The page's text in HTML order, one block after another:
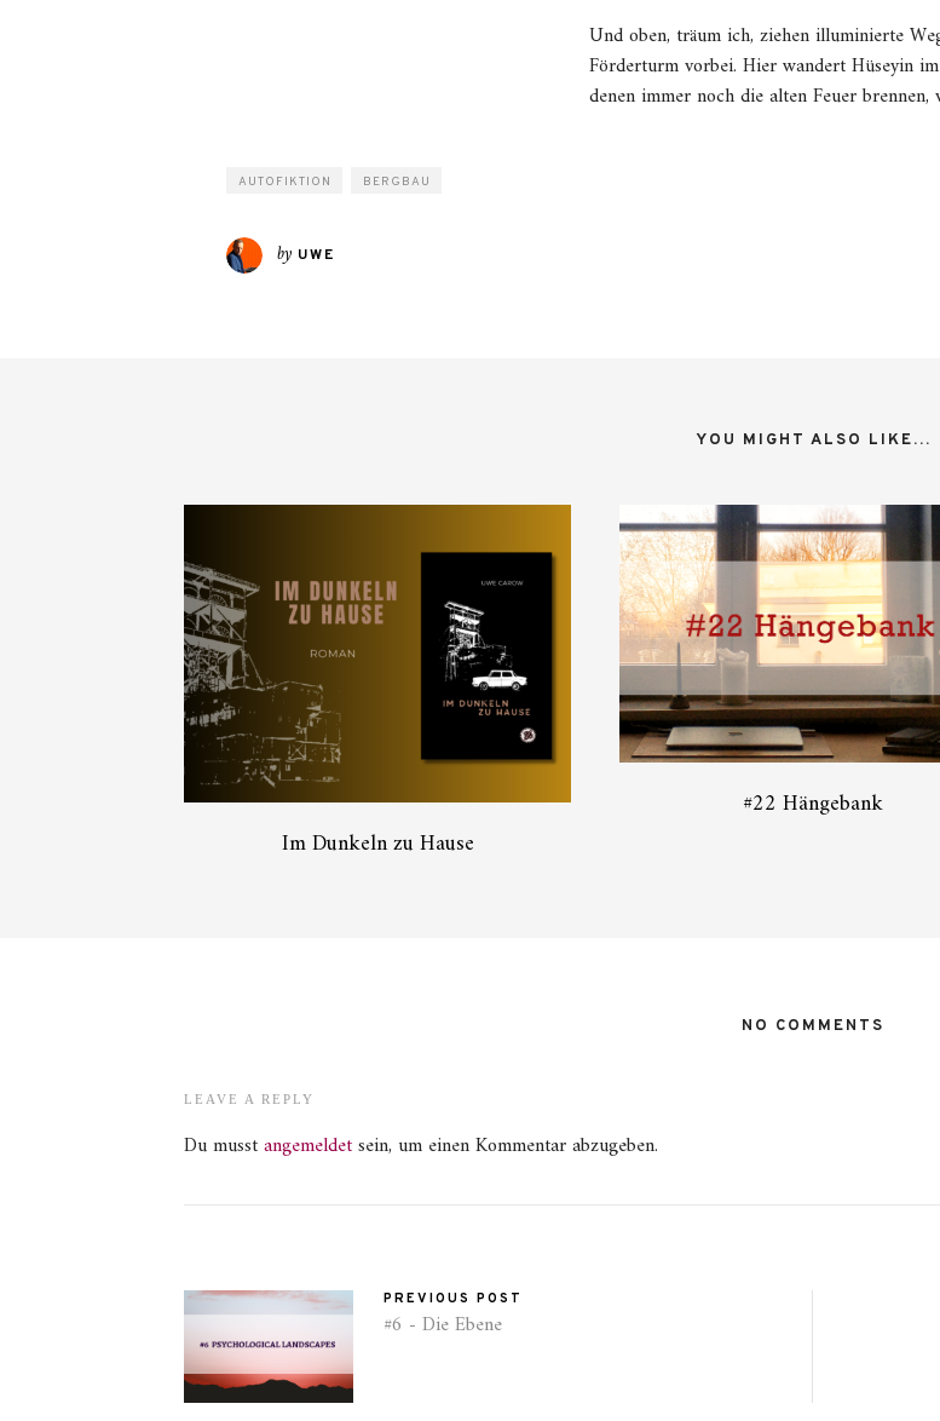
Und oben, träum ich, ziehen illuminierte
Förderturm vorbei. Hier wandert Hüseyin
denen immer noch die alten Feuer
AUTOFIKTION BERGBAU
by UWE
YOU MIGHT ALSO LIKE...
Im Dunkeln zu Hause
#22 Hängebank
NO COMMENTS
LEAVE A REPLY
Du musstangemeldetsein, um einen Kommentar abzugeben.
PREVIOUS POST
#6 - Die Ebene